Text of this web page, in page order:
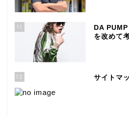
11
DA
を改めて
12 サイトマ